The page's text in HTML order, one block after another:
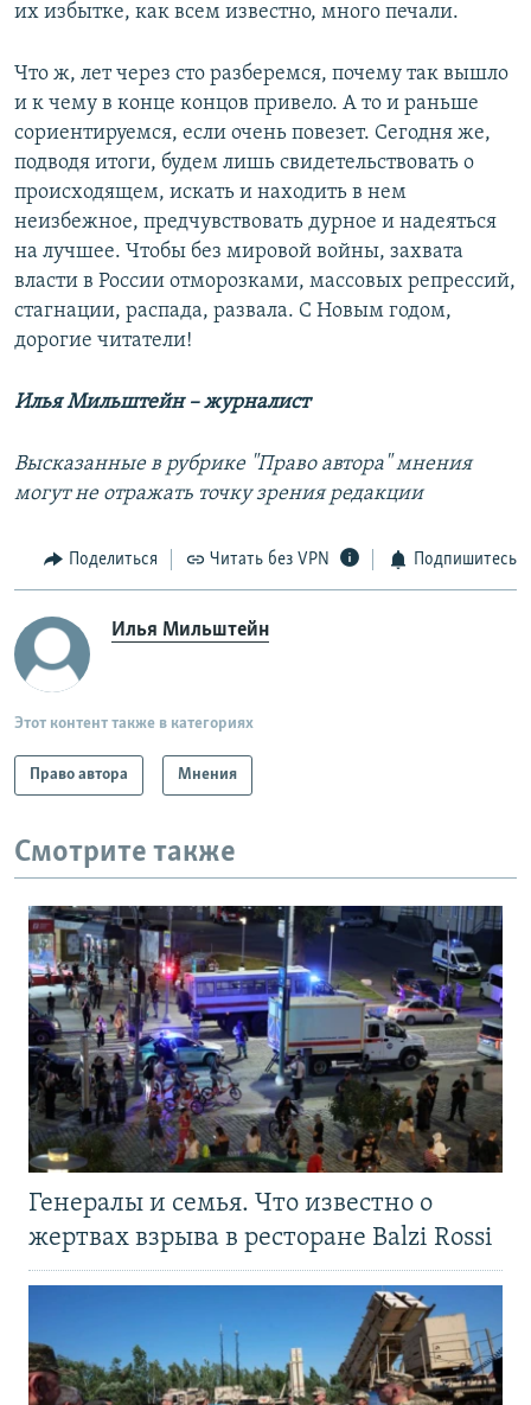
их избытке, как всем известно, много печали.
Что ж, лет через сто разберемся, почему так вышло
и к чему в конце концов привело. А то и раньше
сориентируемся, если очень повезет. Сегодня же,
подводя итоги, будем лишь свидетельствовать о
происходящем, искать и находить в нем
неизбежное, предчувствовать дурное и надеяться
на лучшее. Чтобы без мировой войны, захвата
власти в России отморозками, массовых репрессий,
стагнации, распада, развала. С Новым годом,
дорогие читатели!
Илья Мильштейн – журналист
Высказанные в рубрике "Право автора" мнения
могут не отражать точку зрения редакции
Поделиться Читать без VPN Подпишитесь
Илья Мильштейн
Этот контент также в категориях
Право автора Мнения
Смотрите также
Генералы и семья. Что известно о
жертвах взрыва в ресторане Balzi Rossi